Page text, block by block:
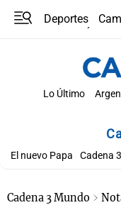
Deportes
Lo Último
El nuevo Papa Cadena
Cadena 3 Mundo